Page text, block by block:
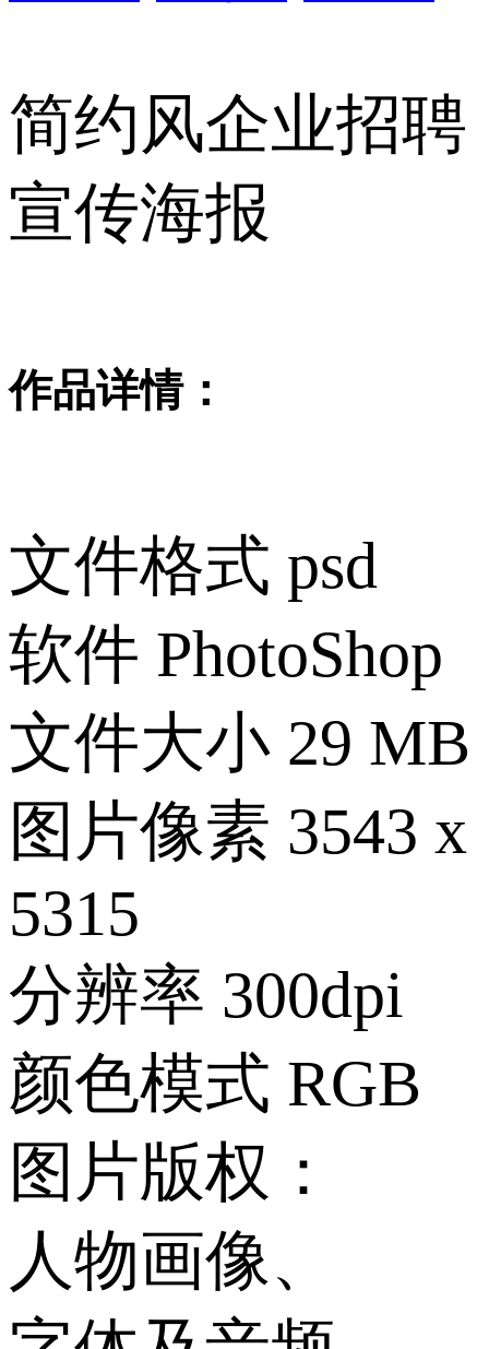
简约风企业招聘
宣传海报
作品详情：
文件格式 psd
软件 PhotoShop
文件大小 29 MB
图片像素 3543 x
5315
分辨率 300dpi
颜色模式 RGB
图片版权：
人物画像、